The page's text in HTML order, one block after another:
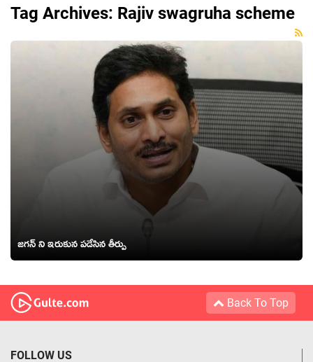
Tag Archives: Rajiv swagruha scheme
జగన్ ని ఇరుకున పడేసిన తీర్పు
Back To Top
FOLLOW US